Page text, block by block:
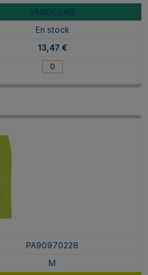
VERDE LAB
En stock
13,47 €
PA90970228
M